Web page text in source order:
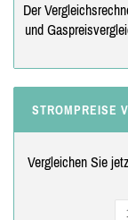
Der
und
STROMPREISE
Vergleichen Sie